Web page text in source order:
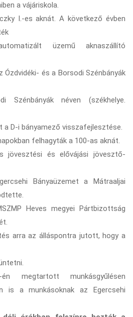
a vájáriskola.
I.-es aknát. A következő évben
üzemű aknaszállító
Ózdvidéki- és a Borsodi Szénbányák
Szénbányák néven (székhelye.
a D-i bányamező visszafejlesztése.
felhagyták a 100-as aknát.
jövesztési és elővájási jövesztő-
Bányaüzemet a Mátraaljai
Heves megyei Pártbizottság
arra az álláspontra jutott, hogy a
megtartott munkásgyűlésen
is a munkásoknak az Egercsehi